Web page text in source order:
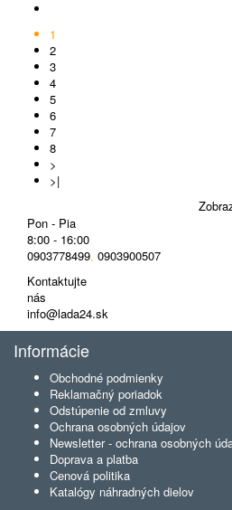
1
2
3
4
5
6
7
8
>
>|
Pon - Pia
8:00 - 16:00
0903778499, 0903900507
Kontaktujte
nás
info@lada24.sk
Informácie
Obchodné podmienky
Reklamačný poriadok
Odstúpenie od zmluvy
Ochrana osobných údajov
Newsletter - ochrana osobných
Doprava a platba
Cenová politika
Katalógy náhradných dielov